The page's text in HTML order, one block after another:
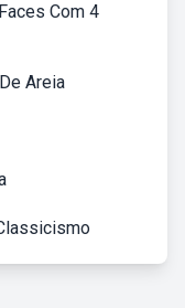
Com 4
Areia